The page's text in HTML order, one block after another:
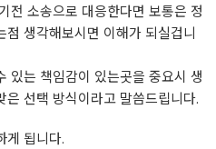
전 소송으로 대응한다면 보통은 정
생각해보시면 이해가 되실겁니
있는 책임감이 있는곳을 중요시 생
선택 방식이라고 말씀드립니다.
게 됩니다.